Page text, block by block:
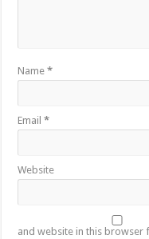
Name*
Email*
Website
and website in this browser